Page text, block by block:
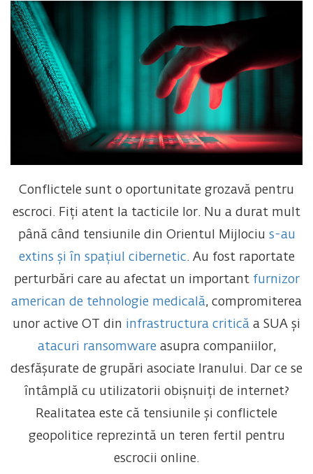
Conflictele sunt o oportunitate grozavă pentru
escroci. Fiți atent la tacticile lor. Nu a durat mult
până când tensiunile din Orientul Mijlociu s-au
extins și în spațiul cibernetic. Au fost raportate
perturbări care au afectat un important furnizor
american de tehnologie medicală, compromiterea
unor active OT din infrastructura critică a SUA și
atacuri ransomwareasupra companiilor,
desfășurate de grupări asociate Iranului. Dar ce se
întâmplă cu utilizatorii obișnuiți de internet?
Realitatea este că tensiunile și conflictele
geopolitice reprezintă un teren fertil pentru
escrocii online.